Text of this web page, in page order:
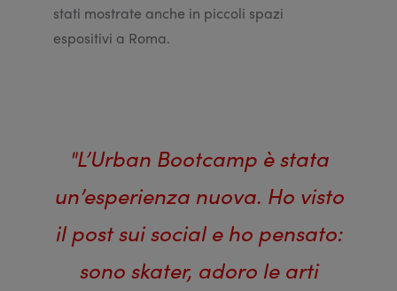
stati mostrate anche in piccoli spazi
espositivi a Roma.
"L’Urban Bootcamp è stata
un’esperienza nuova. Ho visto
il post sui social e ho pensato:
sono skater, adoro le arti